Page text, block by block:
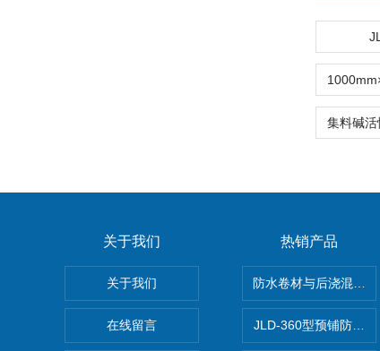
关于我们
关于我们
在线留言
热销产品
防水卷材与后浇混凝
JLD-360型预铺防水